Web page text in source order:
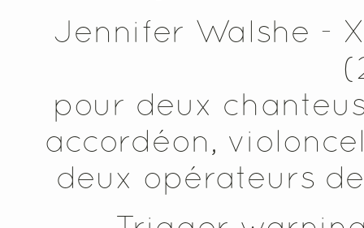
Jennifer Walshe -
pour deux
accordéon,
deux opérateurs